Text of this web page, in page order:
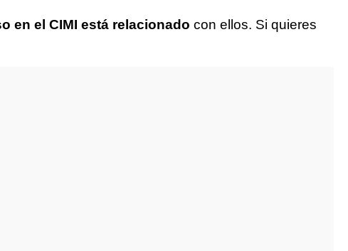
en el CIMI está relacionado con ellos. Si quieres